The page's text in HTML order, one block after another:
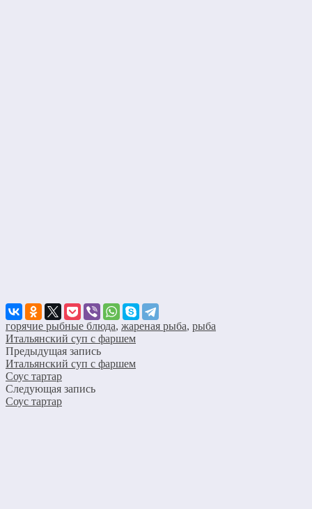
горячие рыбные блюда, жареная рыба, рыба
Итальянский суп с фаршем
Предыдущая запись
Итальянский суп с фаршем
Соус тартар
Следующая запись
Соус тартар